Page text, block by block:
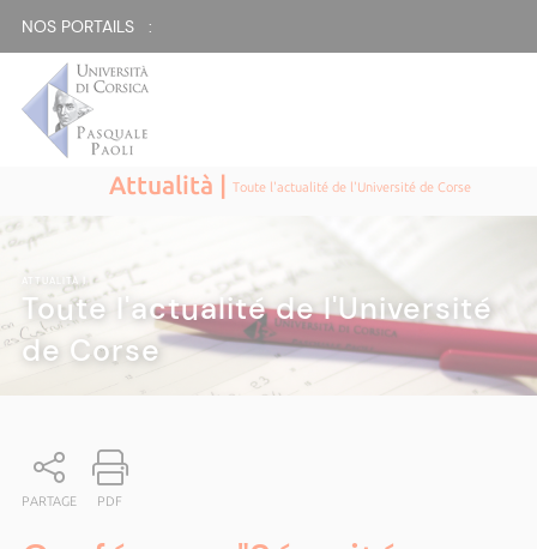
NOS PORTAILS :
Attualità |Toute l'actualité de l'Université de Corse
ATTUALITÀ|
Toute l'actualité de l'Université
de Corse
PARTAGE PDF